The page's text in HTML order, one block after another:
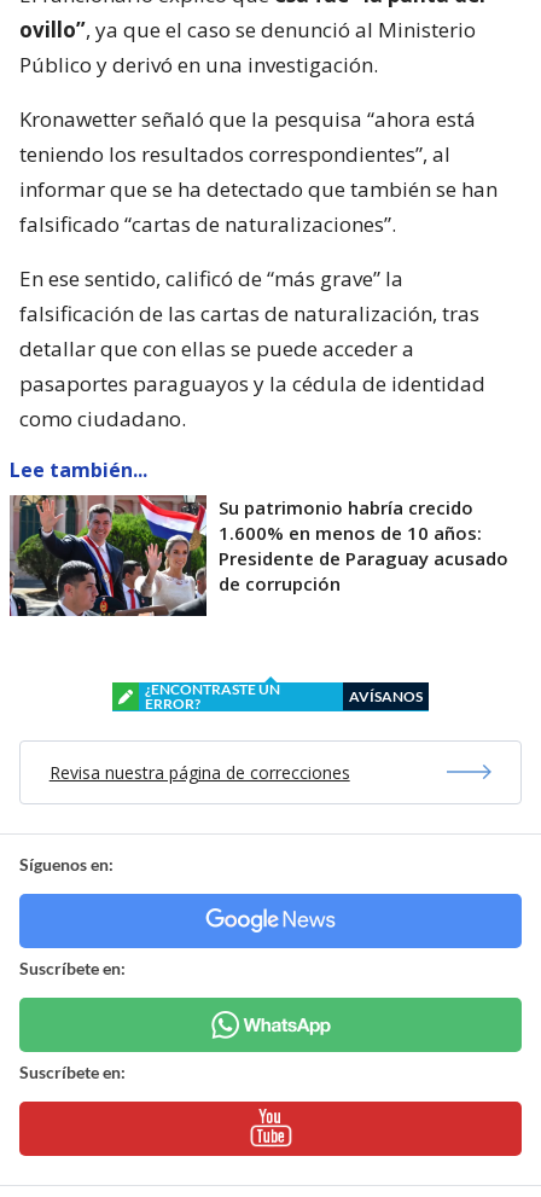
ovillo”, ya que el caso se denunció al Ministerio
Público y derivó en una investigación.
Kronawetter señaló que la pesquisa “ahora está
teniendo los resultados correspondientes”, al
informar que se ha detectado que también se han
falsificado “cartas de naturalizaciones”.
En ese sentido, calificó de “más grave” la
falsificación de las cartas de naturalización, tras
detallar que con ellas se puede acceder a
pasaportes paraguayos y la cédula de identidad
como ciudadano.
Lee también...
Su patrimonio habría crecido
1.600% en menos de 10 años:
Presidente de Paraguay acusado
de corrupción
¿ENCONTRASTE UN
ERROR?
AVÍSANOS
Revisa nuestra página de correcciones
Síguenos en:
Suscríbete en:
Suscríbete en: